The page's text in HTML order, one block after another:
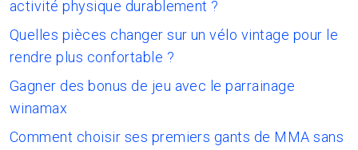
activité physique durablement ?
Quelles pièces changer sur un vélo vintage pour le
rendre plus confortable ?
Gagner des bonus de jeu avec le parrainage
winamax
Comment choisir ses premiers gants de MMA sans